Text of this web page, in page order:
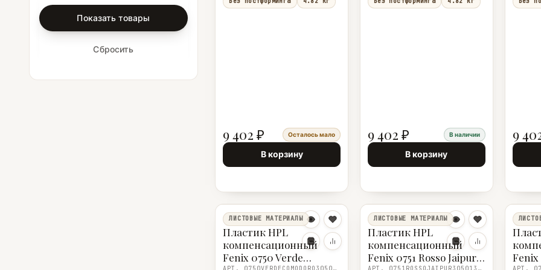
Показать товары
Сбросить
9 402 ₽ Осталось мало
В корзину
9 402 ₽ В наличии
В корзину
9
ЛИСТОВЫЕ МАТЕРИАЛЫ
Пластик HPL
компенсационный
Fenix 0750 Verde
ЛИСТОВЫЕ МАТЕРИАЛЫ
Пластик HPL
компенсационный
Fenix 0751 Rosso Jaipur
Fenix